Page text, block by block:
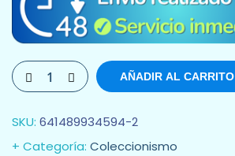
AÑADIR AL CARRITO
SKU: 641489934594-2
Categoría: Coleccionismo